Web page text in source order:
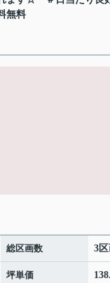
無料
総区画数 3
坪単価